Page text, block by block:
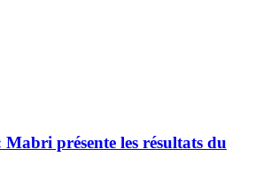
Mabri présente les résultats du